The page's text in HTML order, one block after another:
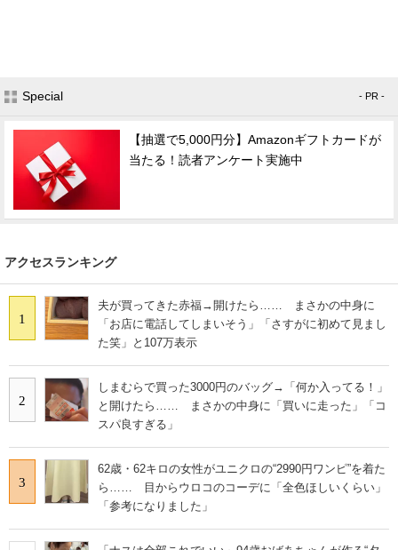
Special - PR -
【抽選で5,000円分】Amazonギフトカードが
当たる！読者アンケート実施中
アクセスランキング
1
夫が買ってきた赤福→開けたら…… まさかの中身に
「お店に電話してしまいそう」「さすがに初めて見まし
た笑」と107万表示
2
しまむらで買った3000円のバッグ→「何か入ってる！」
と開けたら…… まさかの中身に「買いに走った」「コ
スパ良すぎる」
3
62歳・62キロの女性がユニクロの“2990円ワンピ”を着た
ら…… 目からウロコのコーデに「全色ほしいくらい」
「参考になりました」